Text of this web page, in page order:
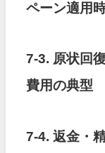
ペーン適用
7-3. 原状回
費用の典型
7-4. 返金・